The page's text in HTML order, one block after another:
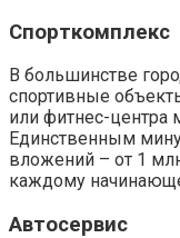
Спорткомплекс
В большинстве
спортивные
или фитнес-центра
Единственным
вложений – от 1
каждому
Автосервис